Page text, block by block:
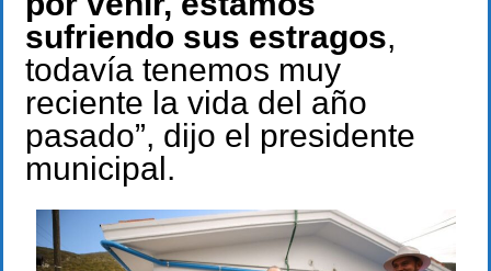
sufriendo sus estragos,
todavía tenemos muy
reciente la vida del año
pasado”, dijo el presidente
municipal.